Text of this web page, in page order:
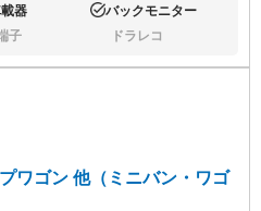
器 あり:バックモニター
子 なし:ドラレコ
ワゴン 他（ミニバン・ワゴ